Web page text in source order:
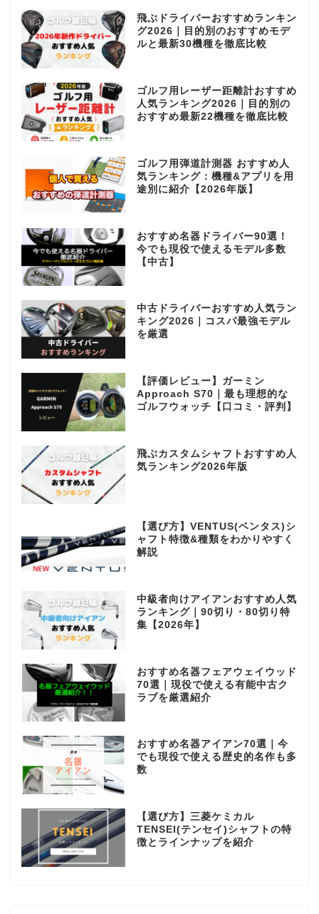
飛ぶドライバーおすすめランキン
グ2026｜目的別のおすすめモデ
ルと最新30機種を徹底比較
ゴルフ用レーザー距離計おすすめ
人気ランキング2026｜目的別の
おすすめ最新22機種を徹底比較
ゴルフ用弾道計測器 おすすめ人
気ランキング：機種&アプリを用
途別に紹介【2026年版】
おすすめ名器ドライバー90選！
今でも現役で使えるモデル多数
【中古】
中古ドライバーおすすめ人気ラン
キング2026｜コスパ最強モデル
を厳選
【評価レビュー】ガーミン
Approach S70｜最も理想的な
ゴルフウォッチ【口コミ・評判】
飛ぶカスタムシャフトおすすめ人
気ランキング2026年版
【選び方】VENTUS(ベンタス)シ
ャフト特徴&種類をわかりやすく
解説
中級者向けアイアンおすすめ人気
ランキング｜90切り・80切り特
集【2026年】
おすすめ名器フェアウェイウッド
70選｜現役で使える有能中古ク
ラブを厳選紹介
おすすめ名器アイアン70選｜今
でも現役で使える歴史的名作も多
数
【選び方】三菱ケミカル
TENSEI(テンセイ)シャフトの特
徴とラインナップを紹介